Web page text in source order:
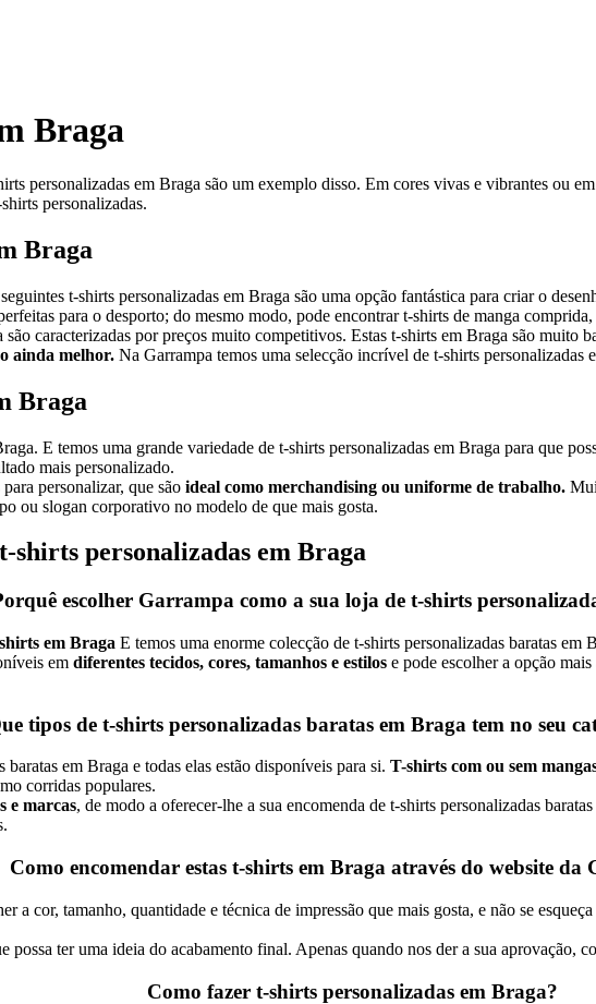
Braga
personalizadas em Braga são um exemplo disso. Em cores vivas e vibrantes ou
personalizadas.
Braga
t-shirts personalizadas em Braga são uma opção fantástica para criar o
para o desporto; do mesmo modo, pode encontrar t-shirts de manga
caracterizadas por preços muito competitivos. Estas t-shirts em Braga são muito
ainda melhor. Na Garrampa temos uma selecção incrível de t-shirts personalizadas
Braga
E temos uma grande variedade de t-shirts personalizadas em Braga para que
mais personalizado.
personalizar, que são ideal como merchandising ou uniforme de trabalho.
ou slogan corporativo no modelo de que mais gosta.
shirts personalizadas em Braga
escolher Garrampa como a sua loja de t-shirts
em Braga E temos uma enorme colecção de t-shirts personalizadas baratas
em diferentes tecidos, cores, tamanhos e estilos e pode escolher a opção
tipos de t-shirts personalizadas baratas em Braga tem no seu
em Braga e todas elas estão disponíveis para si. T-shirts com ou sem
corridas populares.
e marcas, de modo a oferecer-lhe a sua encomenda de t-shirts personalizadas
Como encomendar estas t-shirts em Braga através do website da
a cor, tamanho, quantidade e técnica de impressão que mais gosta, e não se
ter uma ideia do acabamento final. Apenas quando nos der a sua aprovação,
Como fazer t-shirts personalizadas em Braga?